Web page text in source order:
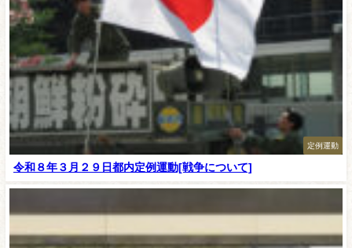
定例運動
令和８年３月２９日都内定例運動[戦争について]